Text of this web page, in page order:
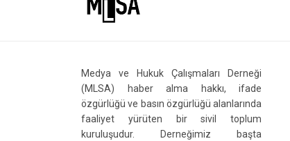
Medya ve Hukuk Çalışmaları Derneği
(MLSA) haber alma hakkı, ifade
özgürlüğü ve basın özgürlüğü alanlarında
faaliyet yürüten bir sivil toplum
kuruluşudur. Derneğimiz başta